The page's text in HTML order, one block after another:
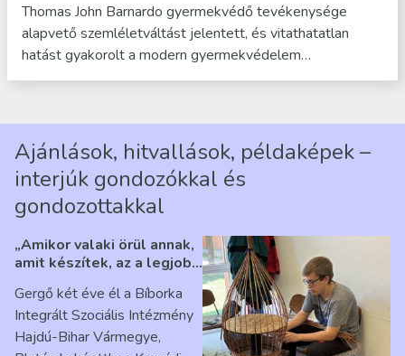
Thomas John Barnardo gyermekvédő tevékenysége
alapvető szemléletváltást jelentett, és vitathatatlan
hatást gyakorolt a modern gyermekvédelem…
Ajánlások, hitvallások, példaképek –
interjúk gondozókkal és
gondozottakkal
„Amikor valaki örül annak,
amit készítek, az a legjobb
Ribárszky Gergő ellátottal
Gergő két éve él a Bíborka
Integrált Szociális Intézmény
Hajdú-Bihar Vármegye,